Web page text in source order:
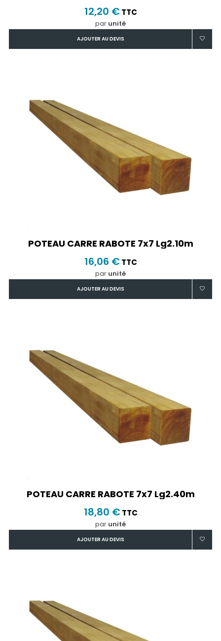
12,20 € TTC
par unité
AJOUTER AU DEVIS
POTEAU CARRE RABOTE 7x7 Lg2.10m
16,06 € TTC
par unité
AJOUTER AU DEVIS
POTEAU CARRE RABOTE 7x7 Lg2.40m
18,80 € TTC
par unité
AJOUTER AU DEVIS